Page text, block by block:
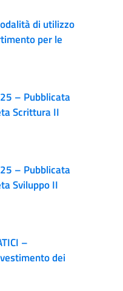
di utilizzo
per le
– Pubblicata
Scrittura II
– Pubblicata
Sviluppo II
–
dei